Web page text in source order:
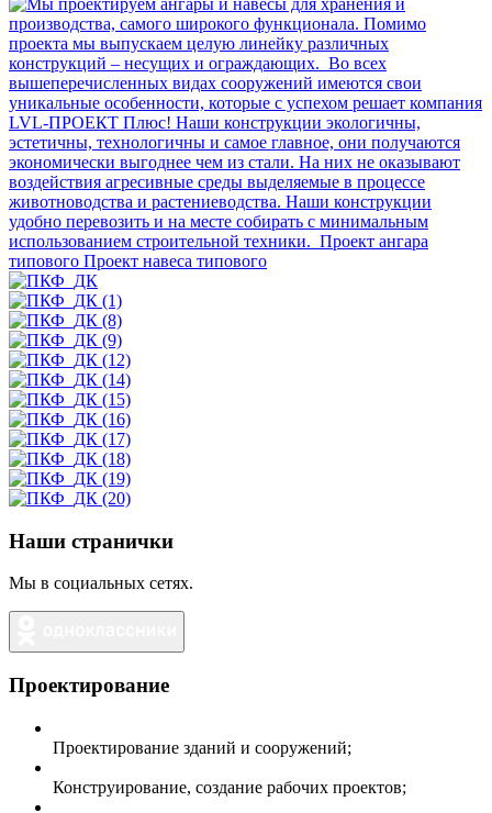
Наши странички
Мы в социальных сетях.
Проектирование
Проектирование зданий и сооружений;
Конструирование, создание рабочих проектов;